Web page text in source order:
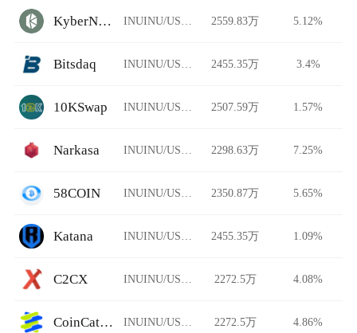
KyberNetwork 2559.83万 5.12%
Bitsdaq 2455.35万 3.4%
10KSwap 2507.59万 1.57%
Narkasa 2298.63万 7.25%
58COIN 2350.87万 5.65%
Katana 2455.35万 1.09%
C2CX 2272.5万 4.08%
CoinCatch Derivatives 2272.5万 4.86%